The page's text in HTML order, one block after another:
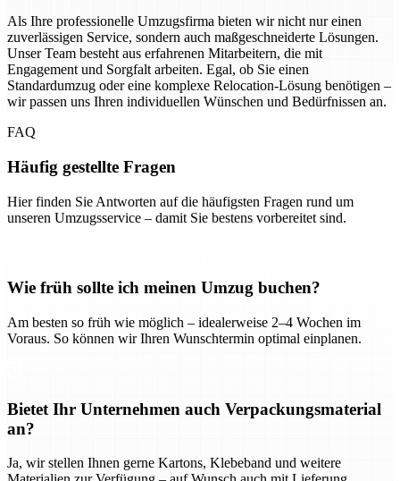
Als Ihre professionelle Umzugsfirma bieten wir nicht nur einen
zuverlässigen Service, sondern auch maßgeschneiderte Lösungen.
Unser Team besteht aus erfahrenen Mitarbeitern, die mit
Engagement und Sorgfalt arbeiten. Egal, ob Sie einen
Standardumzug oder eine komplexe Relocation-Lösung benötigen –
wir passen uns Ihren individuellen Wünschen und Bedürfnissen an.
FAQ
Häufig gestellte Fragen
Hier finden Sie Antworten auf die häufigsten Fragen rund um
unseren Umzugsservice – damit Sie bestens vorbereitet sind.
Wie früh sollte ich meinen Umzug buchen?
Am besten so früh wie möglich – idealerweise 2–4 Wochen im
Voraus. So können wir Ihren Wunschtermin optimal einplanen.
Bietet Ihr Unternehmen auch Verpackungsmaterial
an?
Ja, wir stellen Ihnen gerne Kartons, Klebeband und weitere